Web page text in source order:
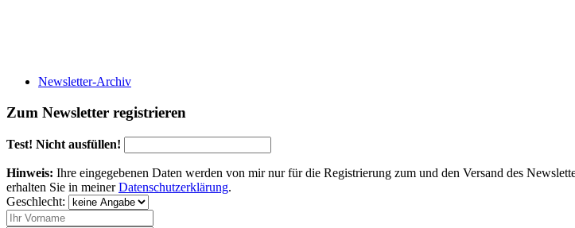
Newsletter-Archiv
Zum Newsletter registrieren
Test! Nicht ausfüllen!
Hinweis: Ihre eingegebenen Daten werden von mir nur für die Registrierung zum und den Versand des
erhalten Sie in meinerDatenschutzerklärung.
Geschlecht: